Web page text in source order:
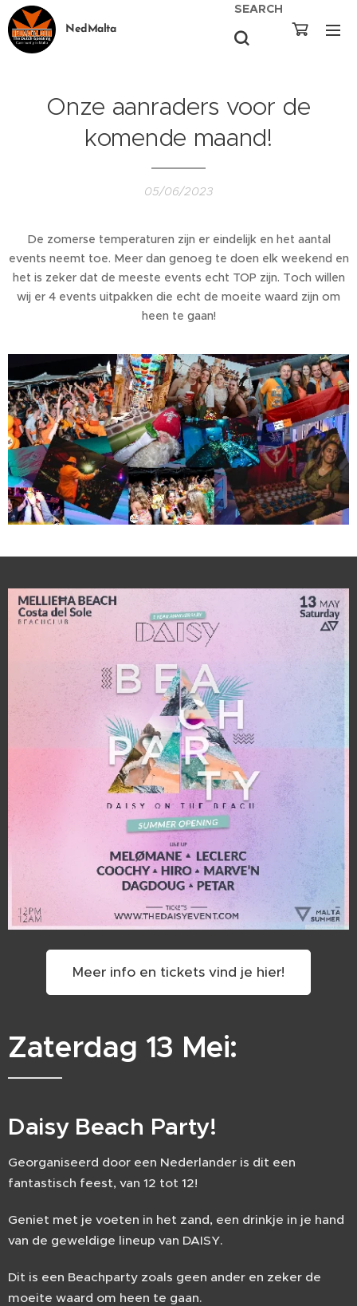
NedMalta
SEARCH
Onze aanraders voor de
komende maand!
05/06/2023
De zomerse temperaturen zijn er eindelijk en het aantal
events neemt toe. Meer dan genoeg te doen elk weekend en
het is zeker dat de meeste events echt TOP zijn. Toch willen
wij er 4 events uitpakken die echt de moeite waard zijn om
heen te gaan!
Meer info en tickets vind je hier!
Zaterdag 13 Mei:
Daisy Beach Party!
Georganiseerd door een Nederlander is dit een
fantastisch feest, van 12 tot 12!
Geniet met je voeten in het zand, een drinkje in je hand
van de geweldige lineup van DAISY.
Dit is een Beachparty zoals geen ander en zeker de
moeite waard om heen te gaan.